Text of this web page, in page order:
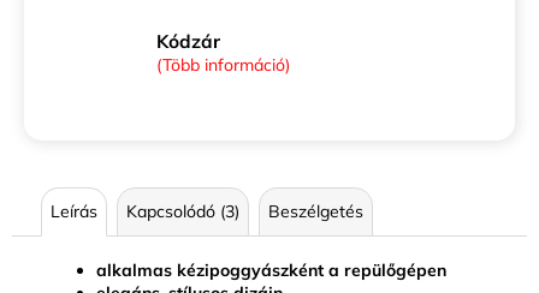
Kódzár
(Több információ)
Leírás Kapcsolódó (3) Beszélgetés
alkalmas kézipoggyászként a repülőgépen